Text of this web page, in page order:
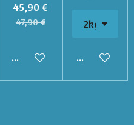
45,90 €
47,90 €
Ajouter au panierAjouter au